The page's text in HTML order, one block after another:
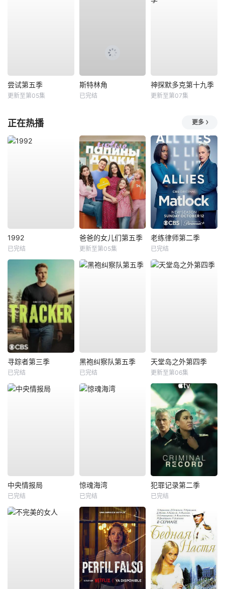
尝试第五季
更新至第05集
斯特林角
已完结
神探默多克第十九季
更新至第07集
正在热播 更多
1992
已完结
爸爸的女儿们第五季
更新至第05集
老练律师第二季
已完结
寻踪者第三季
已完结
黑袍纠察队第五季
已完结
天堂岛之外第四季
更新至第06集
中央情报局
已完结
惊魂海湾
已完结
犯罪记录第二季
已完结